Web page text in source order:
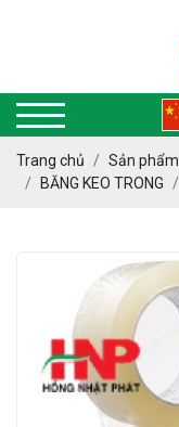
Trang chủ Sản phẩm
BĂNG KEO TRONG